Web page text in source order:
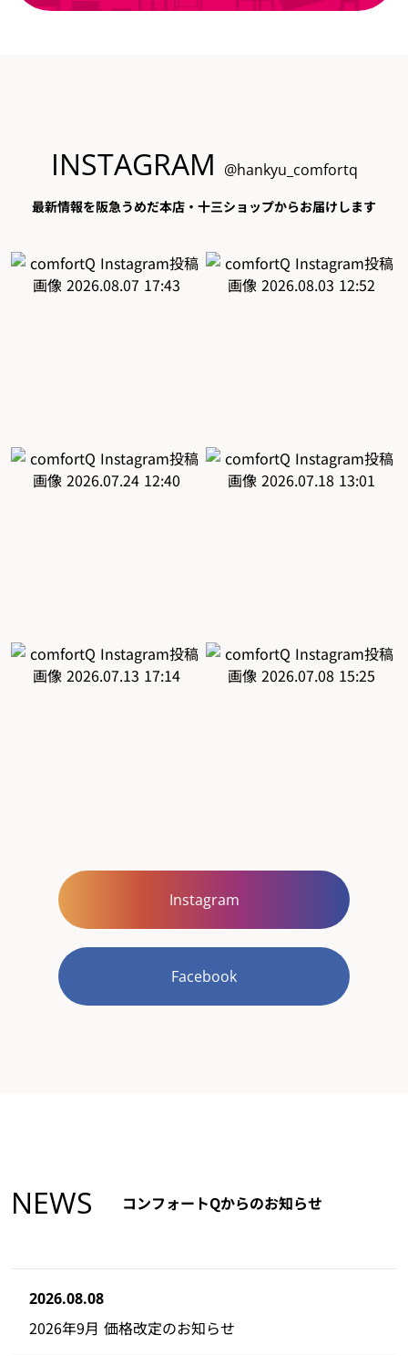
INSTAGRAM @hankyu_comfortq
最新情報を阪急うめだ本店・十三ショップからお届けします
Instagram
Facebook
NEWS コンフォートQからのお知らせ
2026.08.08
2026年9月 価格改定のお知らせ